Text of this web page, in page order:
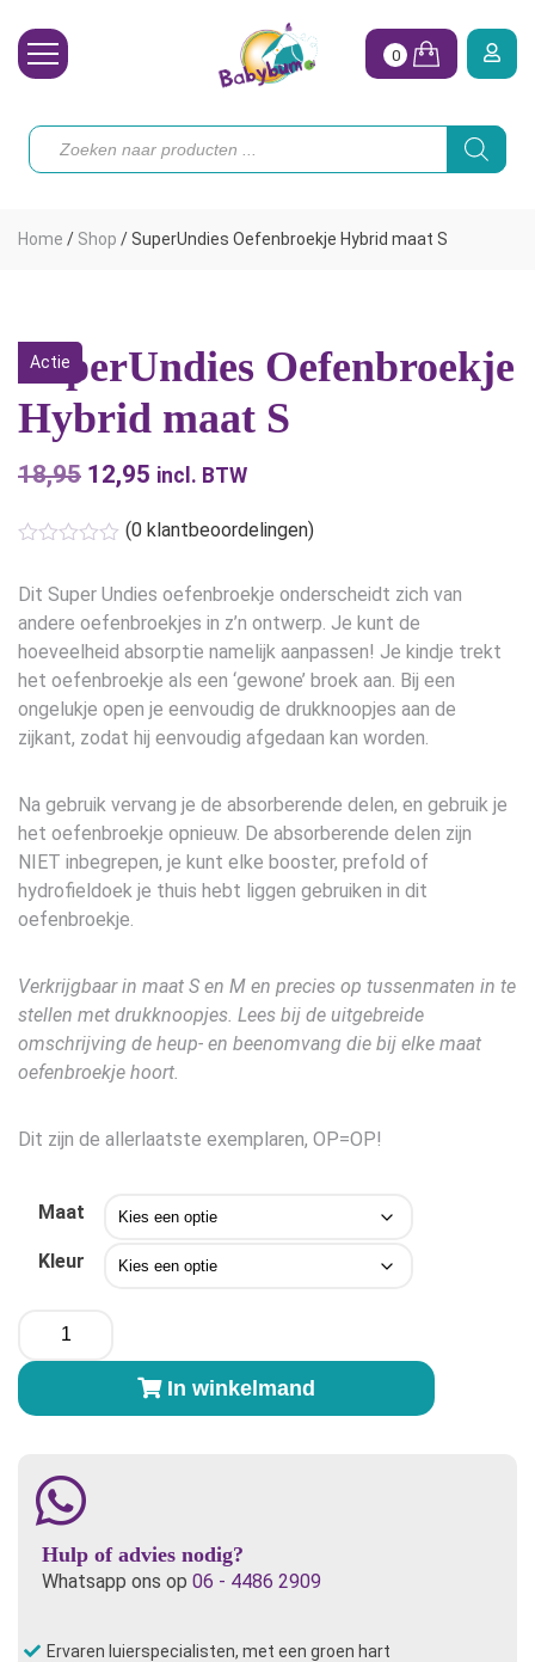
Toebehoren
Onze merken
Hoe begin ik?
0
Producten
zoeken
Home / Shop /SuperUndies Oefenbroekje Hybrid maat S
Actie
SuperUndies Oefenbroekje
Hybrid maat S
18,95 Oorspronkelijke
was:
€18,95.
12,95 Huidige
€12,95.
incl. BTW
(0 klantbeoordelingen)
Dit Super Undies oefenbroekje onderscheidt zich van
andere oefenbroekjes in z’n ontwerp. Je kunt de
hoeveelheid absorptie namelijk aanpassen! Je kindje trekt
het oefenbroekje als een ‘gewone’ broek aan. Bij een
ongelukje open je eenvoudig de drukknoopjes aan de
zijkant, zodat hij eenvoudig afgedaan kan worden.
Na gebruik vervang je de absorberende delen, en gebruik je
het oefenbroekje opnieuw. De absorberende delen zijn
NIET inbegrepen, je kunt elke booster, prefold of
hydrofieldoek je thuis hebt liggen gebruiken in dit
oefenbroekje.
Verkrijgbaar in maat S en M en precies op tussenmaten in te
stellen met drukknoopjes. Lees bij de uitgebreide
omschrijving de heup- en beenomvang die bij elke maat
oefenbroekje hoort.
Dit zijn de allerlaatste exemplaren, OP=OP!
Maat
Kleur
SuperUndies
Hybrid
maat
In winkelmand
Hulp of advies nodig?
Whatsapp ons op 06 - 4486 2909
Ervaren luierspecialisten, met een groen hart